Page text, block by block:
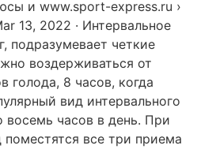
и www.sport-express.ru ›
13, 2022 · Интервальное
подразумевает четкие
воздерживаться от
голода, 8 часов, когда
вид интервального
восемь часов в день. При
все три приема